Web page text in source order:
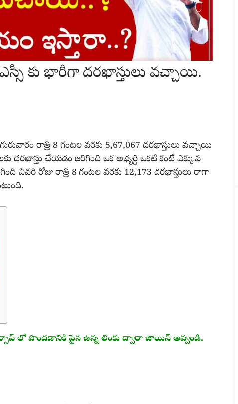
కు భారీగా దరఖాస్తులు వచ్చాయి.
రాత్రి 8 గంటల వరకు 5,67,067 దరఖాస్తులు వచ్చాయి
దరఖాస్తు చేయడం జరిగింది ఒక అభ్యర్థి ఒకటి కంటే ఎక్కువ
చివరి రోజు రాత్రి 8 గంటల వరకు 12,173 దరఖాస్తులు రాగా
లో పొందడానికి పైన ఉన్న లింకు ద్వారా జాయిన్ అవ్వండి.